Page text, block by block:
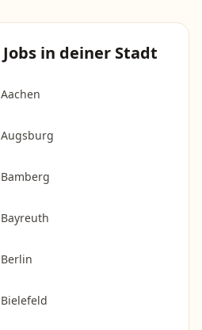
Jobs in deiner Stadt
Aachen
Augsburg
Bamberg
Bayreuth
Berlin
Bielefeld